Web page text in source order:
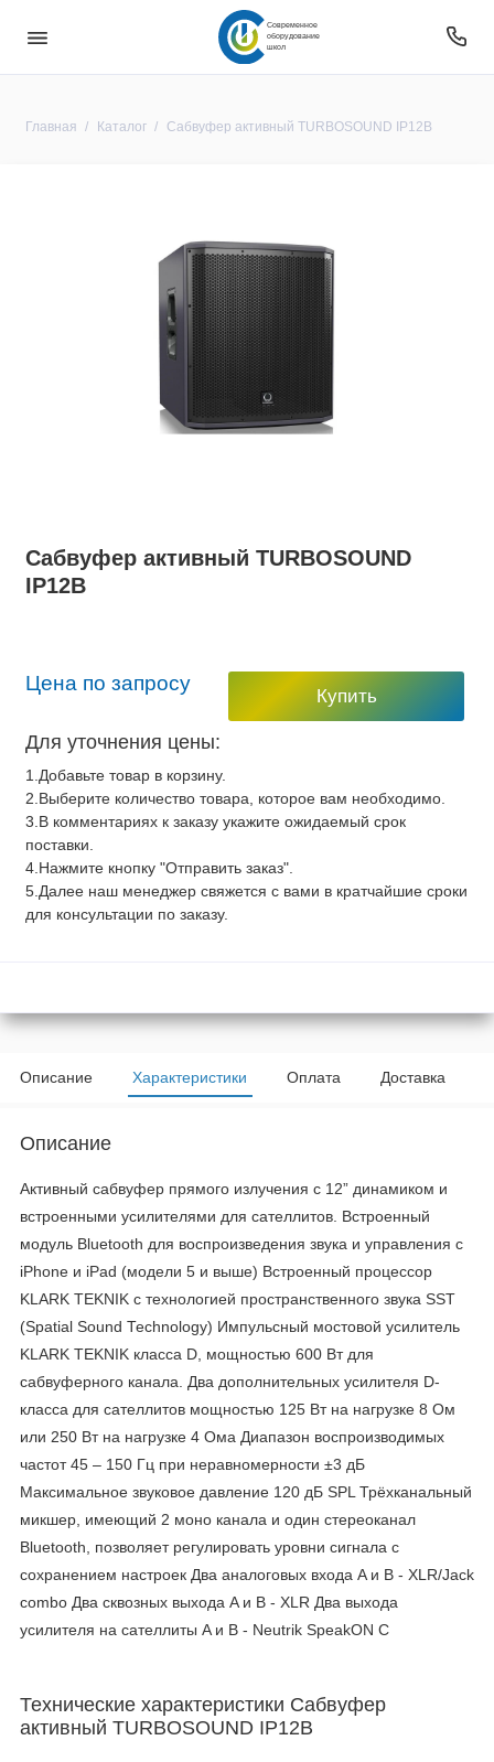
Современное
оборудование
школ
Главная Каталог Сабвуфер активный TURBOSOUND IP12B
Сабвуфер активный TURBOSOUND
IP12B
Цена по запросу
Купить
Для уточнения цены:
1.Добавьте товар в корзину.
2.Выберите количество товара, которое вам необходимо.
3.В комментариях к заказу укажите ожидаемый срок
поставки.
4.Нажмите кнопку "Отправить заказ".
5.Далее наш менеджер свяжется с вами в кратчайшие сроки
для консультации по заказу.
Описание Характеристики Оплата Доставка
Описание
Активный сабвуфер прямого излучения с 12” динамиком и
встроенными усилителями для сателлитов. Встроенный
модуль Bluetooth для воспроизведения звука и управления с
iPhone и iPad (модели 5 и выше) Встроенный процессор
KLARK TEKNIK с технологией пространственного звука SST
(Spatial Sound Technology) Импульсный мостовой усилитель
KLARK TEKNIK класса D, мощностью 600 Вт для
сабвуферного канала. Два дополнительных усилителя D-
класса для сателлитов мощностью 125 Вт на нагрузке 8 Ом
или 250 Вт на нагрузке 4 Ома Диапазон воспроизводимых
частот 45 – 150 Гц при неравномерности ±3 дБ
Максимальное звуковое давление 120 дБ SPL Трёхканальный
микшер, имеющий 2 моно канала и один стереоканал
Bluetooth, позволяет регулировать уровни сигнала с
сохранением настроек Два аналоговых входа A и B - XLR/Jack
combo Два сквозных выхода A и B - XLR Два выхода
усилителя на сателлиты A и B - Neutrik SpeakON С
Технические характеристики Сабвуфер
активный TURBOSOUND IP12B